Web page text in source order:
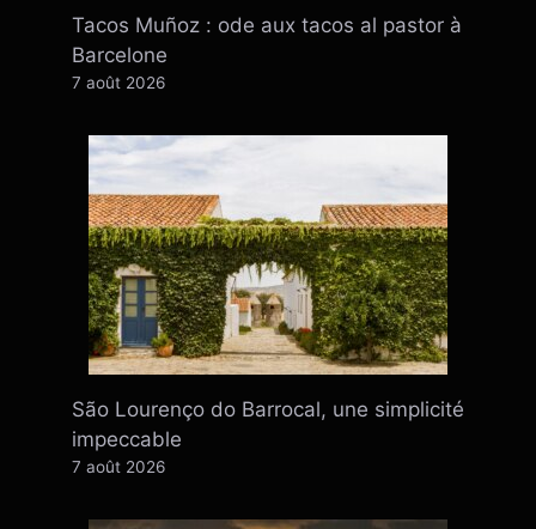
Tacos Muñoz : ode aux tacos al pastor à
Barcelone
7 août 2026
São Lourenço do Barrocal, une simplicité
impeccable
7 août 2026